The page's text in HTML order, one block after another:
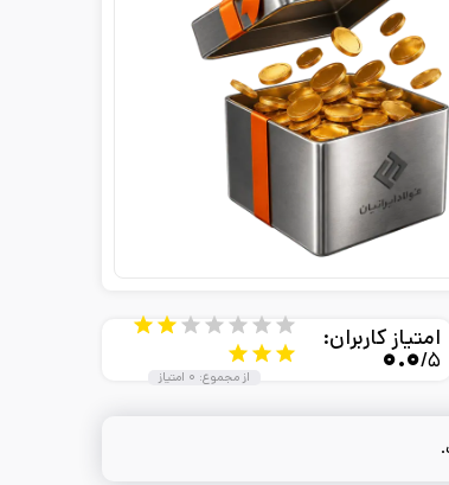
امتیاز کاربران:
۰.۰/۵
از مجموع: ۰ امتیاز